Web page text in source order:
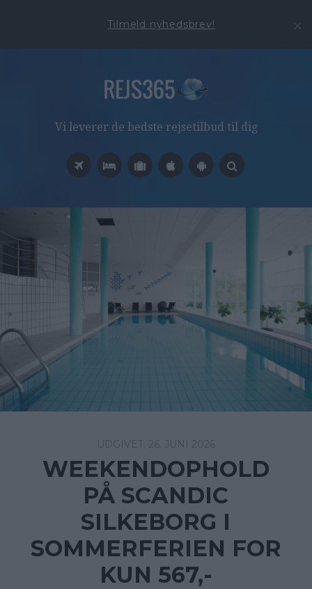
Tilmeld nyhedsbrev!
Vi leverer de bedste rejsetilbud til dig
26. JUNI 2026
WEEKENDOPHOLD
PÅ SCANDIC
SILKEBORG I
SOMMERFERIEN FOR
KUN 567,-